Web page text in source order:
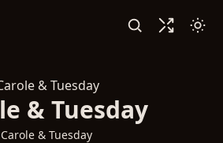
& Tuesday
Carole & Tuesday